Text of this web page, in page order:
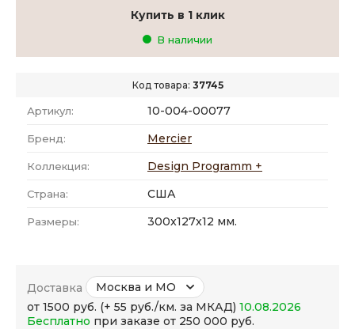
Код товара: 37745
Артикул: 10-004-00077
Бренд: Mercier
Коллекция: Design Programm +
Страна: США
Размеры: 300x127x12 мм.
Купить в 1 клик
В наличии
Доставка
Москва и МО
от 1500 руб. (+ 55 руб./км. за МКАД) 10.08.2026
Бесплатно при заказе от 250 000 руб.